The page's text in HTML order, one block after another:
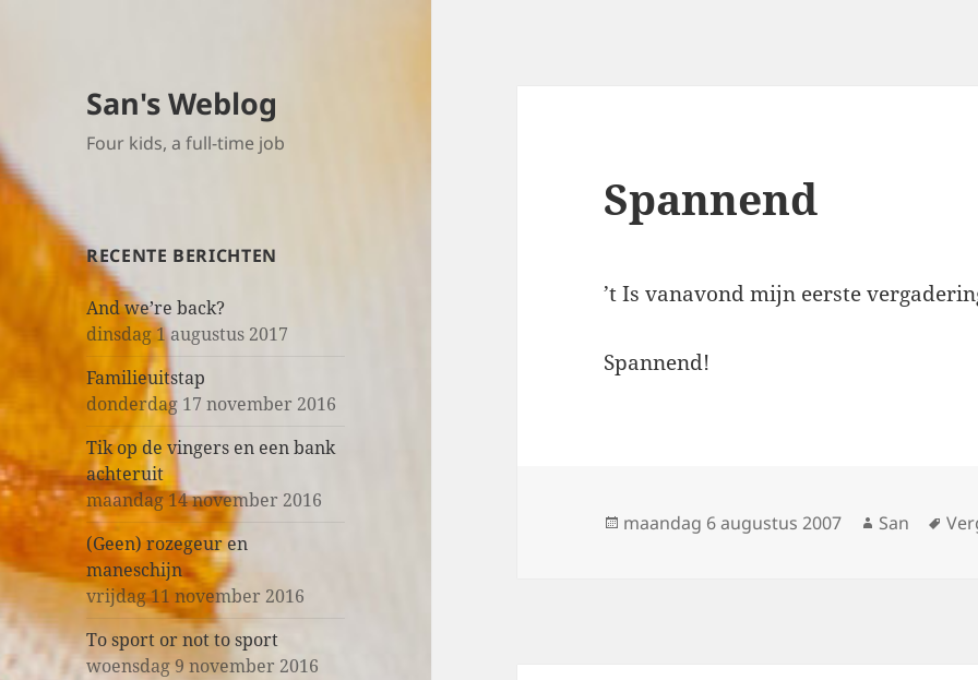
San's Weblog
Four kids, a full-time job
RECENTE BERICHTEN
And we’re back?
dinsdag 1 augustus 2017
Familieuitstap
donderdag 17 november 2016
Tik op de vingers en een bank
achteruit
maandag 14 november 2016
(Geen) rozegeur en
maneschijn
vrijdag 11 november 2016
To sport or not to sport
woensdag 9 november 2016
Spannend
’t Is vanavond mijn eerste
Spannend!
Geplaatst
maandag 6 augustus 2007 Auteur
San